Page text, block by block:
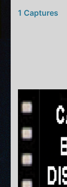
1 Captures